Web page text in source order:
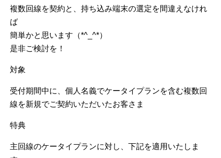
複数回線を契約と、持ち込み端末の選定を間違えなけれ
ば
簡単かと思います（*^_^*）
是非ご検討を！
対象
受付期間中に、個人名義でケータイプランを含む複数回
線を新規でご契約いただいたお客さま
特典
主回線のケータイプランに対し、下記を適用いたしま